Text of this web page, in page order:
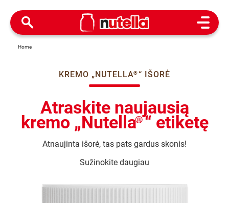
Open
Home
KREMO „NUTELLA®“ IŠORĖ
Atraskite naujausią
kremo „Nutella®“ etiketę
Atnaujinta išorė, tas pats gardus skonis!
Sužinokite daugiau